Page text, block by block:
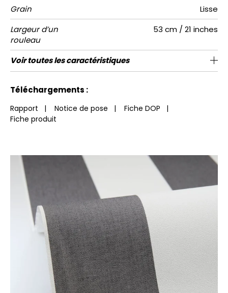
Grain
Lisse
Largeur d’un
rouleau
53 cm / 21 inches
Longueur Vendu au rouleau de 10.05m / 11 yards
Raccord Raccord libre
Rapport
Vertical
53cm / 21 pouces
Poids g/m² 220
Description
produit
Rayure effet lin
Entretien Lessivable à la brosse
Pose colle Encollage du mur
Dépose Arrachage à sec
Norme COV A+
ASTME84 Class A
Norme
euroclass
B s1 d0
Voir toutes les caractéristiques
Téléchargements :
Rapport | Notice de pose | Fiche DOP |
Fiche produit